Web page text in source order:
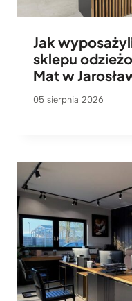
Jak
sklepu
Mat w
05 sierpnia 2026